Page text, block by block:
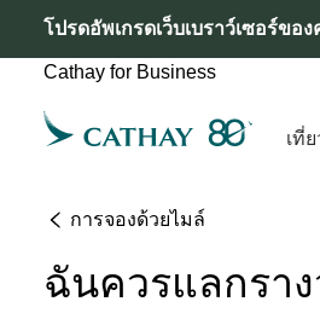
โปรดอัพเกรดเว็บเบราว์เซอร์ขอ
Cathay for Business
เที่
การจองด้วยไมล์
ฉันควรแลกราง